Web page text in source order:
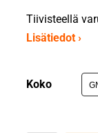
Tiivisteellä
Lisätiedot ›
Koko